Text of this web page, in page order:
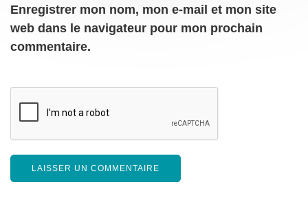
Enregistrer mon nom, mon e-mail et mon site
web dans le navigateur pour mon prochain
commentaire.